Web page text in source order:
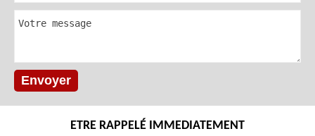
ETRE RAPPELÉ IMMEDIATEMENT